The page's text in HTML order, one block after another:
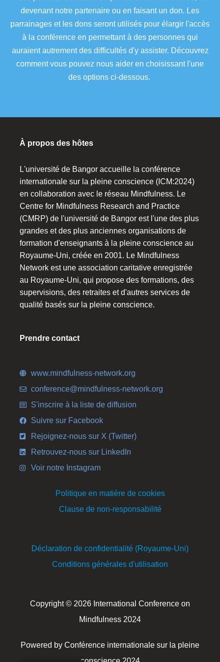
devenant notre partenaire ou en faisant un don. Les
parrainages et les dons seront utilisés pour élargir l'accès
à la conférence en permettant à des personnes qui
auraient autrement des difficultés d'y assister. Découvrez
comment vous pouvez nous aider en choisissant l'une
des options ci-dessous.
À propos des hôtes
L'université de Bangor accueille la conférence
internationale sur la pleine conscience (ICM:2024)
en collaboration avec le réseau Mindfulness. Le
Centre for Mindfulness Research and Practice
(CMRP) de l'université de Bangor est l'une des plus
grandes et des plus anciennes organisations de
formation d'enseignants à la pleine conscience au
Royaume-Uni, créée en 2001. Le Mindfulness
Network est une association caritative enregistrée
au Royaume-Uni, qui propose des formations, des
supervisions, des retraites et d'autres services de
qualité basés sur la pleine conscience.
Prendre contact
www.mindfulness-network.org
conference@mindfulness-network.org
S'inscrire à la liste de diffusion
Suivre sur Facebook
Rejoignez-nous sur X (Twitter)
Retrouvez-nous sur LinkedIn
Voir notre Instagram
Politique en matière de cookies
Clause de non-responsabilité
Déclaration de confidentialité (Royaume-Uni)
Conditions générales d'utilisation
Copyright © 2026 International Conference on
Mindfulness 2024
Powered by Conférence internationale sur la pleine